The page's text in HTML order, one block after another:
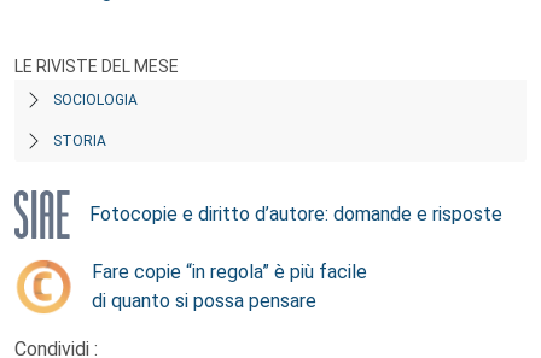
LE RIVISTE DEL MESE
SOCIOLOGIA
STORIA
Fotocopie e diritto d’autore: domande e risposte
Fare copie “in regola” è più facile
di quanto si possa pensare
Condividi :